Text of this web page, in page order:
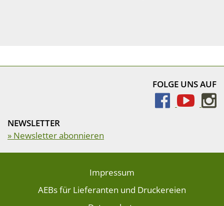
FOLGE UNS AUF
NEWSLETTER
» Newsletter abonnieren
Impressum
AEBs für Lieferanten und Druckereien